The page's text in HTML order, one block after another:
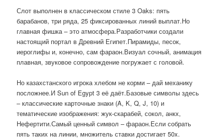
Слот выполнен в классическом стиле 3 Oaks: пять
барабанов, три ряда, 25 фиксированных линий выплат.Но
главная фишка – это атмосфера.Разработчики создали
настоящий портал в Древний Египет.Пирамиды, песок,
иероглифы и, конечно, сам фараон.Визуал сочный, анимация
плавная, звуковое сопровождение погружает с головой.
Но казахстанского игрока хлебом не корми – дай механику
посложнее.И Sun of Egypt 3 её даёт.Базовые символы здесь
– классические карточные знаки (A, K, Q, J, 10) и
тематические изображения: жук-скарабей, сокол, анкх,
Нефертити.Самый ценный символ – фараон.Если собрать
пять таких на линии, множитель ставки достигает 50x.